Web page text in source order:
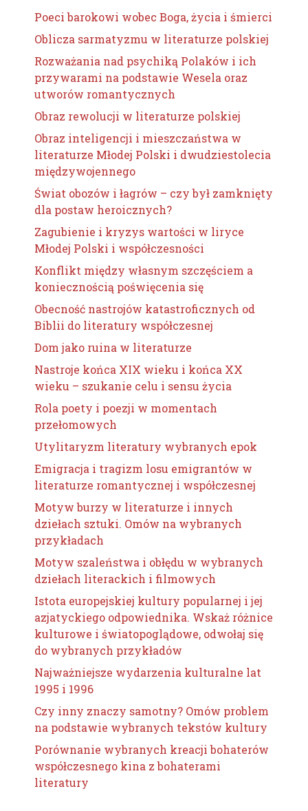
Poeci barokowi wobec Boga, życia i śmierci
Oblicza sarmatyzmu w literaturze polskiej
Rozważania nad psychiką Polaków i ich
przywarami na podstawie Wesela oraz
utworów romantycznych
Obraz rewolucji w literaturze polskiej
Obraz inteligencji i mieszczaństwa w
literaturze Młodej Polski i dwudziestolecia
międzywojennego
Świat obozów i łagrów – czy był zamknięty
dla postaw heroicznych?
Zagubienie i kryzys wartości w liryce
Młodej Polski i współczesności
Konflikt między własnym szczęściem a
koniecznością poświęcenia się
Obecność nastrojów katastroficznych od
Biblii do literatury współczesnej
Dom jako ruina w literaturze
Nastroje końca XIX wieku i końca XX
wieku – szukanie celu i sensu życia
Rola poety i poezji w momentach
przełomowych
Utylitaryzm literatury wybranych epok
Emigracja i tragizm losu emigrantów w
literaturze romantycznej i współczesnej
Motyw burzy w literaturze i innych
dziełach sztuki. Omów na wybranych
przykładach
Motyw szaleństwa i obłędu w wybranych
dziełach literackich i filmowych
Istota europejskiej kultury popularnej i jej
azjatyckiego odpowiednika. Wskaż różnice
kulturowe i światopoglądowe, odwołaj się
do wybranych przykładów
Najważniejsze wydarzenia kulturalne lat
1995 i 1996
Czy inny znaczy samotny? Omów problem
na podstawie wybranych tekstów kultury
Porównanie wybranych kreacji bohaterów
współczesnego kina z bohaterami
literatury